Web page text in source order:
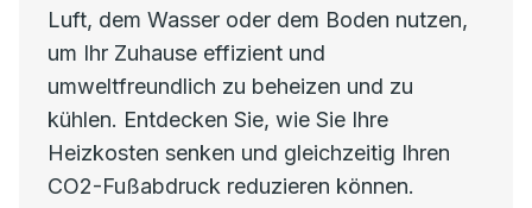
Luft, dem Wasser oder dem Boden nutzen,
um Ihr Zuhause effizient und
umweltfreundlich zu beheizen und zu
kühlen. Entdecken Sie, wie Sie Ihre
Heizkosten senken und gleichzeitig Ihren
CO2-Fußabdruck reduzieren können.